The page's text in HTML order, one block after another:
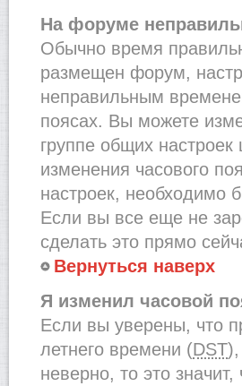
На форуме
Обычно время
размещен форум,
неправильным
поясах. Вы можете
группе общих
изменения часового
настроек, необходимо
Если вы все еще не
сделать это прямо
Вернуться наверх
Я изменил часовой
Если вы уверены, что
летнего времени (DST
неверно, то это